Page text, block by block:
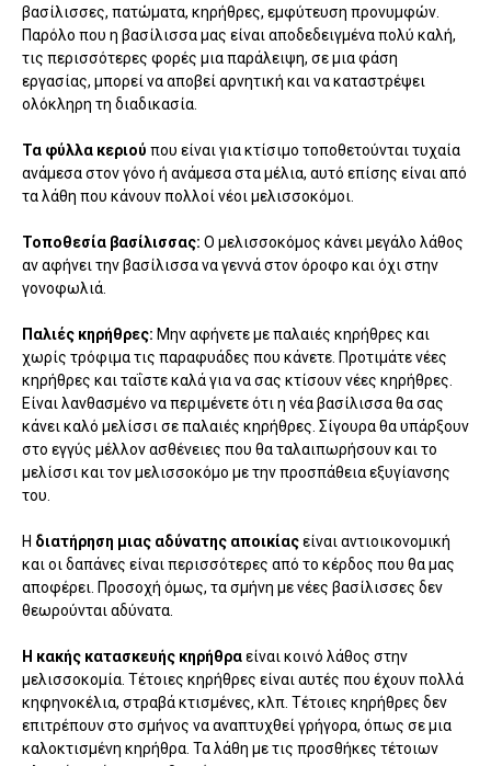
βασίλισσες, πατώματα, κηρήθρες, εμφύτευση προνυμφών.
Παρόλο που η βασίλισσα μας είναι αποδεδειγμένα πολύ καλή,
τις περισσότερες φορές μια παράλειψη, σε μια φάση
εργασίας, μπορεί να αποβεί αρνητική και να καταστρέψει
ολόκληρη τη διαδικασία.
Τα φύλλα κεριού που είναι για κτίσιμο τοποθετούνται τυχαία
ανάμεσα στον γόνο ή ανάμεσα στα μέλια, αυτό επίσης είναι από
τα λάθη που κάνουν πολλοί νέοι μελισσοκόμοι.
Τοποθεσία βασίλισσας: Ο μελισσοκόμος κάνει μεγάλο λάθος
αν αφήνει την βασίλισσα να γεννά στον όροφο και όχι στην
γονοφωλιά.
Παλιές κηρήθρες: Μην αφήνετε με παλαιές κηρήθρες και
χωρίς τρόφιμα τις παραφυάδες που κάνετε. Προτιμάτε νέες
κηρήθρες και ταΐστε καλά για να σας κτίσουν νέες κηρήθρες.
Είναι λανθασμένο να περιμένετε ότι η νέα βασίλισσα θα σας
κάνει καλό μελίσσι σε παλαιές κηρήθρες. Σίγουρα θα υπάρξουν
στο εγγύς μέλλον ασθένειες που θα ταλαιπωρήσουν και το
μελίσσι και τον μελισσοκόμο με την προσπάθεια εξυγίανσης
του.
Η διατήρηση μιας αδύνατης αποικίαςείναι αντιοικονομική
και οι δαπάνες είναι περισσότερες από το κέρδος που θα μας
αποφέρει. Προσοχή όμως, τα σμήνη με νέες βασίλισσες δεν
θεωρούνται αδύνατα.
Η κακής κατασκευής κηρήθραείναι κοινό λάθος στην
μελισσοκομία. Τέτοιες κηρήθρες είναι αυτές που έχουν πολλά
κηφηνοκέλια, στραβά κτισμένες, κλπ. Τέτοιες κηρήθρες δεν
επιτρέπουν στο σμήνος να αναπτυχθεί γρήγορα, όπως σε μια
καλοκτισμένη κηρήθρα. Τα λάθη με τις προσθήκες τέτοιων